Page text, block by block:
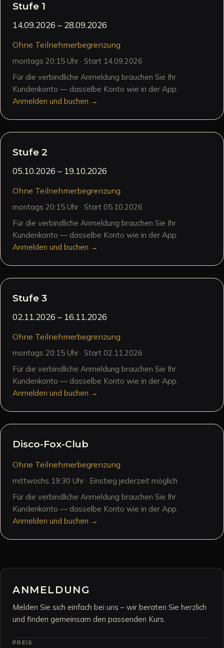
Stufe 1
14.09.2026 – 28.09.2026
Ohne Teilnehmerbegrenzung
montags 20:15 Uhr · Start 14.09.2026
Für die verbindliche Anmeldung brauchen Sie Ihr
Kundenkonto — dasselbe Konto wie in der App.
Anmelden und buchen →
Stufe 2
05.10.2026 – 19.10.2026
Ohne Teilnehmerbegrenzung
montags 20:15 Uhr · Start 05.10.2026
Für die verbindliche Anmeldung brauchen Sie Ihr
Kundenkonto — dasselbe Konto wie in der App.
Anmelden und buchen →
Stufe 3
02.11.2026 – 16.11.2026
Ohne Teilnehmerbegrenzung
montags 20:15 Uhr · Start 02.11.2026
Für die verbindliche Anmeldung brauchen Sie Ihr
Kundenkonto — dasselbe Konto wie in der App.
Anmelden und buchen →
Disco-Fox-Club
Ohne Teilnehmerbegrenzung
mittwochs 19:30 Uhr · Einstieg jederzeit möglich
Für die verbindliche Anmeldung brauchen Sie Ihr
Kundenkonto — dasselbe Konto wie in der App.
Anmelden und buchen →
ANMELDUNG
Melden Sie sich einfach bei uns – wir beraten Sie herzlich
und finden gemeinsam den passenden Kurs.
PREIS